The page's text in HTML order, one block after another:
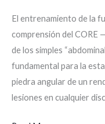
El entrenamiento de la
comprensión del CORE
de los simples
fundamental para la
piedra angular de un
lesiones en cualquier